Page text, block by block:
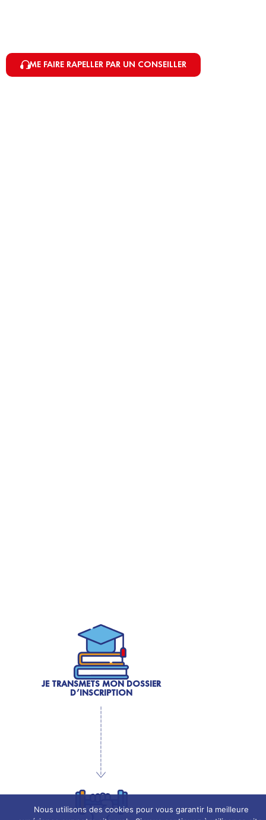
ME FAIRE RAPELLER PAR UN CONSEILLER
JE TRANSMETS MON DOSSIER
D’INSCRIPTION
Nous utilisons des cookies pour vous garantir la meilleure